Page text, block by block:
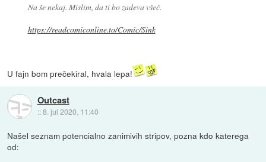
Na še nekaj. Mislim, da ti bo zadeva všeč.
https://readcomiconline.to/Comic/Sink
U fajn bom prečekiral, hvala lepa!
Outcast
::8. jul 2020, 11:40
Našel seznam potencialno zanimivih stripov, pozna kdo katerega
od: